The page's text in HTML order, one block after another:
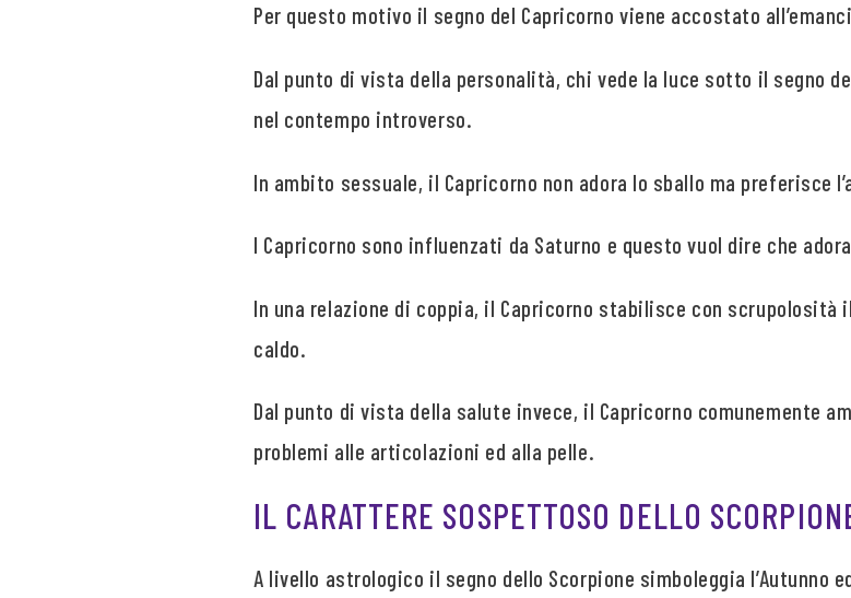
Per questo motivo il segno del Capricorno viene accostato
Dal punto di vista della personalità, chi vede la luce sotto il segno
nel contempo introverso.
In ambito sessuale, il Capricorno non adora lo sballo ma preferisce
I Capricorno sono influenzati da Saturno e questo vuol dire che
In una relazione di coppia, il Capricorno stabilisce con
caldo.
Dal punto di vista della salute invece, il Capricorno comunemente
problemi alle articolazioni ed alla pelle.
IL CARATTERE SOSPETTOSO DELLO
A livello astrologico il segno dello Scorpione simboleggia l’Autunno